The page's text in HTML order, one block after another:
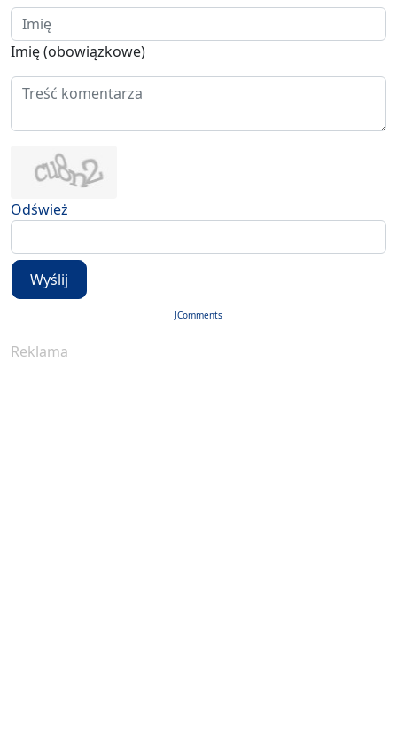
Imię (obowiązkowe)
Odśwież
Wyślij
JComments
Reklama